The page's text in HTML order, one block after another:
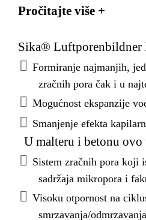
i u zahtjevnim uvjetima kao
Pročitajte više +
Sika® Luftporenbildner
Formiranje najmanjih,
zračnih pora čak i u
Mogućnost ekspanzije
Smanjenje efekta
U malteru i betonu ovo
Sistem zračnih pora koji
sadržaja mikropora i
Visoku otpornost na
smrzavanja/